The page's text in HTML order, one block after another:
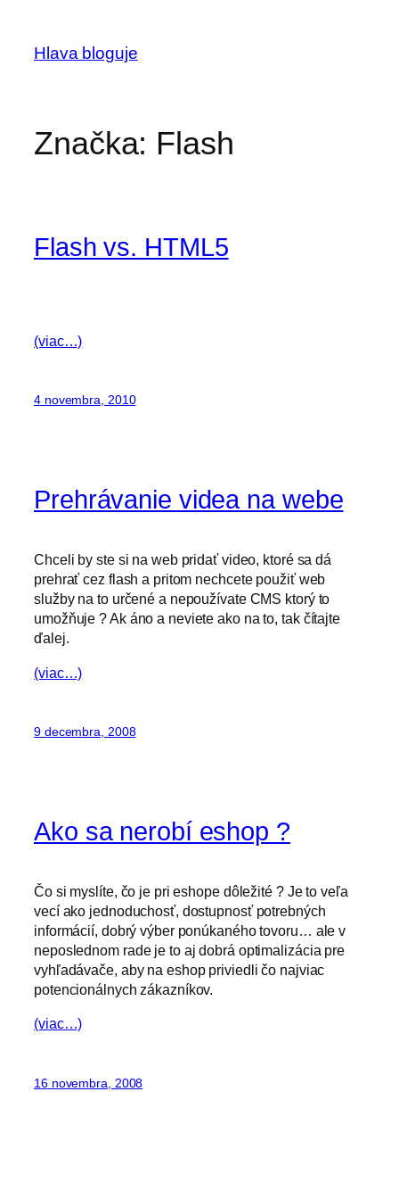
obsahHlava bloguje
Značka: Flash
Flash vs. HTML5
(viac…)
4 novembra, 2010
Prehrávanie videa na webe
Chceli by ste si na web pridať video, ktoré sa dá
prehrať cez flash a pritom nechcete použiť web
služby na to určené a nepoužívate CMS ktorý to
umožňuje ? Ak áno a neviete ako na to, tak čítajte
ďalej.
(viac…)
9 decembra, 2008
Ako sa nerobí eshop ?
Čo si myslíte, čo je pri eshope dôležité ? Je to veľa
vecí ako jednoduchosť, dostupnosť potrebných
informácií, dobrý výber ponúkaného tovoru… ale v
neposlednom rade je to aj dobrá optimalizácia pre
vyhľadávače, aby na eshop priviedli čo najviac
potencionálnych zákazníkov.
(viac…)
16 novembra, 2008